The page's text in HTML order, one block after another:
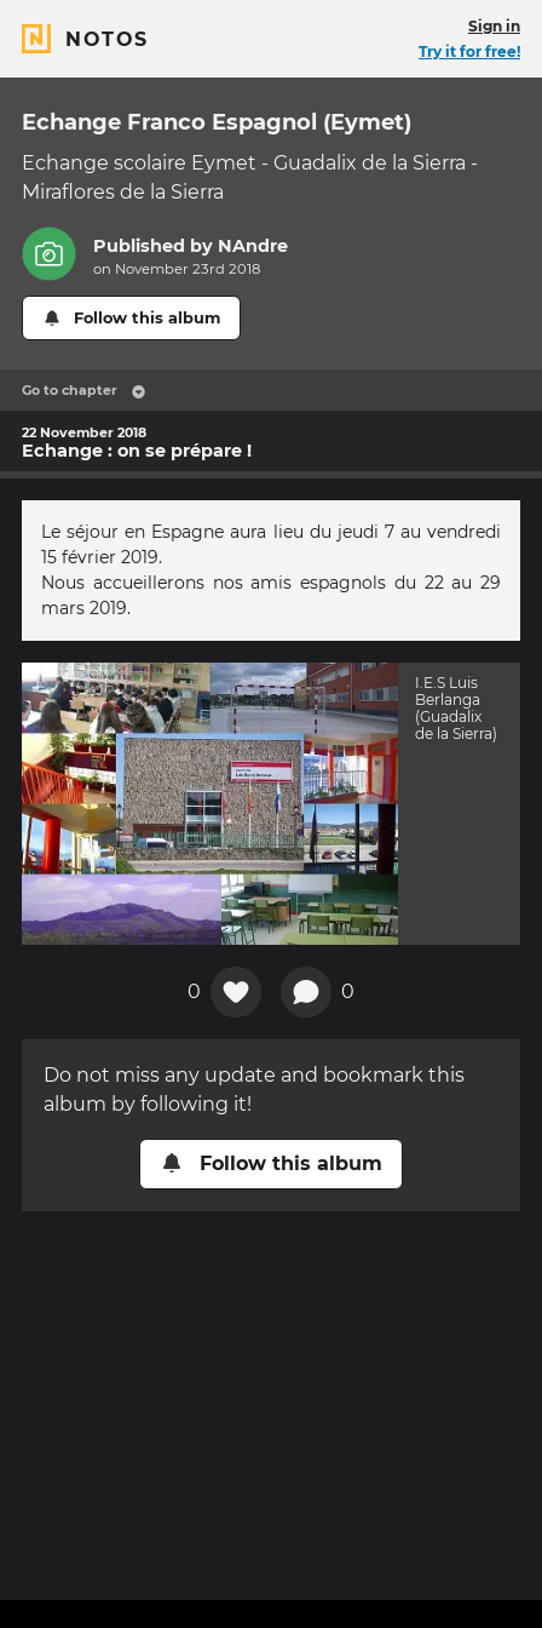
NOTOS
Sign in
Try it for free!
Echange Franco Espagnol (Eymet)
Echange scolaire Eymet - Guadalix de la Sierra -
Miraflores de la Sierra
Published by NAndre
on November 23rd 2018
Follow this album
Go to chapter
22 November 2018
Echange : on se prépare !
Le séjour en Espagne aura lieu du jeudi 7 au vendredi
15 février 2019.
Nous accueillerons nos amis espagnols du 22 au 29
mars 2019.
I.E.S Luis
Berlanga
(Guadalix
de la Sierra)
0 0
Do not miss any update and bookmark this
album by following it!
Follow this album